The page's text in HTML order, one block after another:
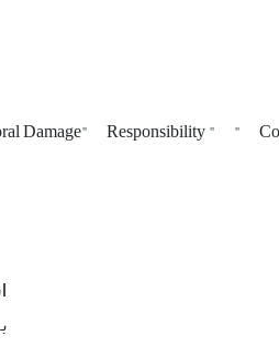
Damage" Responsibility " "